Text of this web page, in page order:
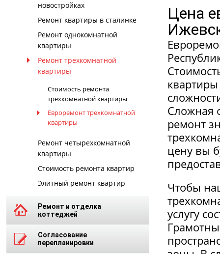
Цена
Сложная
ремонт
цену вы
Чтобы
услугу
новостройках
Ремонт квартиры в сталинке
Ремонт однокомнатной
квартиры
Ремонт трехкомнатной
квартиры
Стоимость ремонта
трехкомнатной квартиры
Евроремонт трехкомнатной
квартиры
Ремонт четырехкомнатной
квартиры
Стоимость ремонта квартир
Элитный ремонт квартир
Ремонт и отделка
коттеджей
Согласование
перепланировки